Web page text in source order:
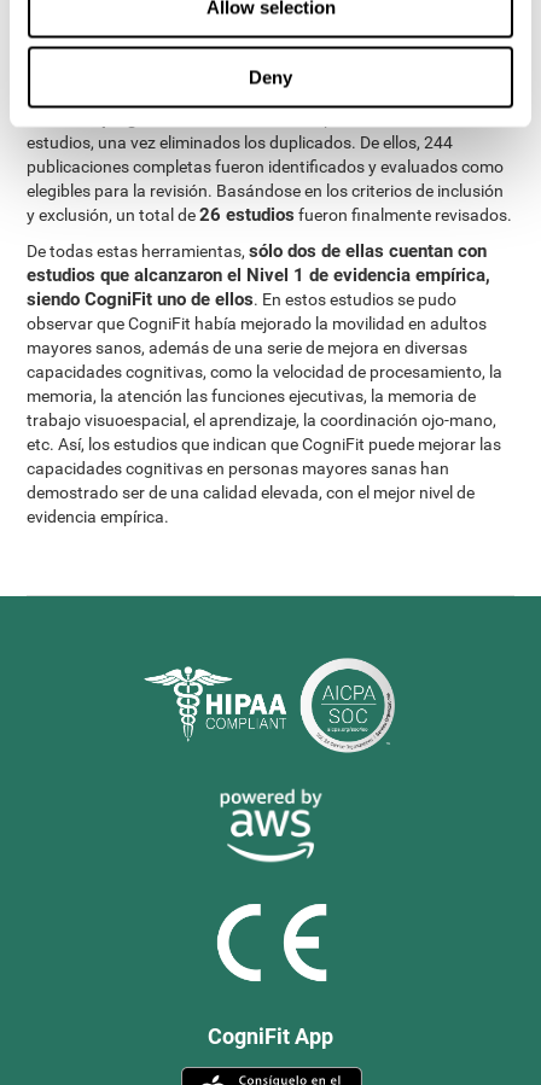
Allow selection
Deny
comercializados de entrenamiento cerebral, de los cuales 14
fueron excluidos por no estar dirigidos a la población de interés
para el estudio, o por aplicarse en un formato no computarizado.
estudios, una vez eliminados los duplicados. De ellos, 244
publicaciones completas fueron identificados y evaluados como
elegibles para la revisión. Basándose en los criterios de inclusión
y exclusión, un total de26 estudios fueron finalmente revisados.
De todas estas herramientas,sólo dos de ellas cuentan con
estudios que alcanzaron el Nivel 1 de evidencia empírica,
siendo CogniFit uno de ellos. En estos estudios se pudo
observar que CogniFit había mejorado la movilidad en adultos
mayores sanos, además de una serie de mejora en diversas
capacidades cognitivas, como la velocidad de procesamiento, la
memoria, la atención las funciones ejecutivas, la memoria de
trabajo visuoespacial, el aprendizaje, la coordinación ojo-mano,
etc. Así, los estudios que indican que CogniFit puede mejorar las
capacidades cognitivas en personas mayores sanas han
demostrado ser de una calidad elevada, con el mejor nivel de
evidencia empírica.
CogniFit App